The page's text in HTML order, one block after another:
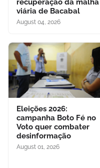
recuperação da malha
viária de Bacabal
August 04, 2026
Eleições 2026:
campanha Boto Fé no
Voto quer combater
desinformação
August 01, 2026